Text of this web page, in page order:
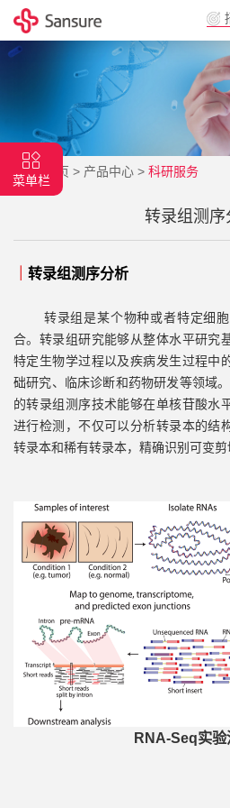
首页 > 产品中心 > 科研服务
菜单栏
转录组测序
转录组测序分析
转录组是某个物种或者特定细胞
合。转录组研究能够从整体水平研究
特定生物学过程以及疾病发生过程中
础研究、临床诊断和药物研发等领域
的转录组测序技术能够在单核苷酸水
进行检测，不仅可以分析转录本的结
转录本和稀有转录本，精确识别可变剪
RNA-Seq实验